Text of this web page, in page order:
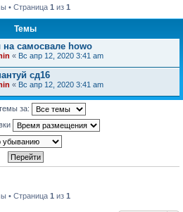
• Страница 1 из 1
Темы
на самосвале howo
« Вс апр 12, 2020 3:41 am
сд16
« Вс апр 12, 2020 3:41 am
за:
• Страница 1 из 1